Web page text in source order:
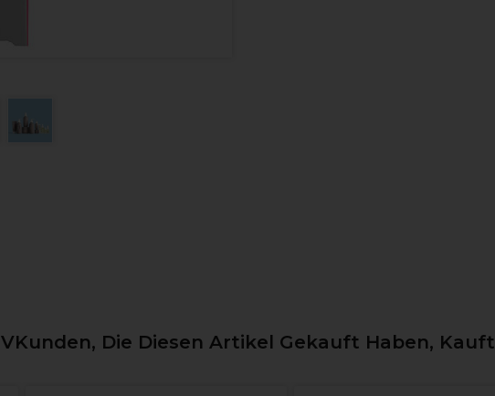
VKunden, Die Diesen Artikel Gekauft Haben,